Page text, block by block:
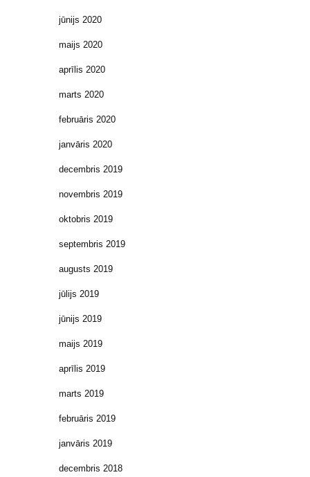
jūnijs 2020
maijs 2020
aprīlis 2020
marts 2020
februāris 2020
janvāris 2020
decembris 2019
novembris 2019
oktobris 2019
septembris 2019
augusts 2019
jūlijs 2019
jūnijs 2019
maijs 2019
aprīlis 2019
marts 2019
februāris 2019
janvāris 2019
decembris 2018